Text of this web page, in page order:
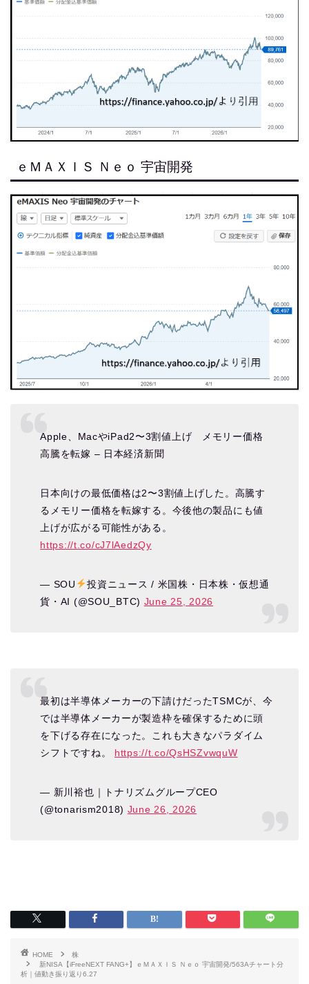
ｅＭＡＸＩＳ Ｎｅｏ 宇宙開発
Apple、MacやiPad2〜3割値上げ メモリー価格
高騰を転嫁 – 日本経済新聞
日本向けの最低価格は2〜3割値上げした。高騰す
るメモリー価格を転嫁する。今後他の製品にも値
上げが広がる可能性がある。
https://t.co/cJ7lAedzQy
— SOU
投資ニュース / 米国株・日本株・仮想通
貨・AI (@SOU_BTC) June 25, 2026
最初は半導体メーカーの下請けだったTSMCが、今
では半導体メーカーが製造枠を確保するために頭
を下げる存在になった。これも大きなパラダイム
シフトですね。 https://t.co/QsHSZvwquW
— 新川裕也｜トナリズムグループCEO
(@tonarism2018) June 26, 2026
HOME
株
新NISA【iFreeNEXT FANG+】ｅＭＡＸＩＳ Ｎｅｏ 宇宙開発/563Aチャート分
析｜値動き振り返り6.27